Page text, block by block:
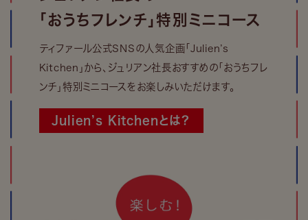
「おうちフレンチ」特別ミニコース
ティファール公式SNSの人気企画「Julien’s
Kitchen」から、ジュリアン社長おすすめの「おうちフレ
ンチ」特別ミニコースをお楽しみいただけます。
Julien’s Kitchenとは？